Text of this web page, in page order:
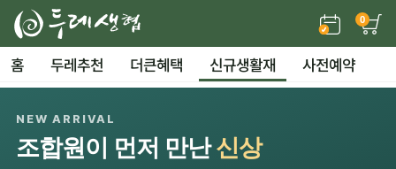
0
홈 두레추천 더큰혜택 신규생활재 사전예약
NEW ARRIVAL
조합원이 먼저 만난신상